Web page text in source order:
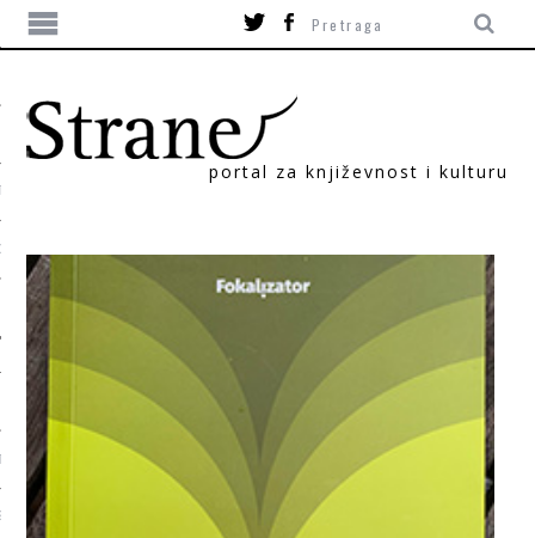
portal za književnost i kulturu